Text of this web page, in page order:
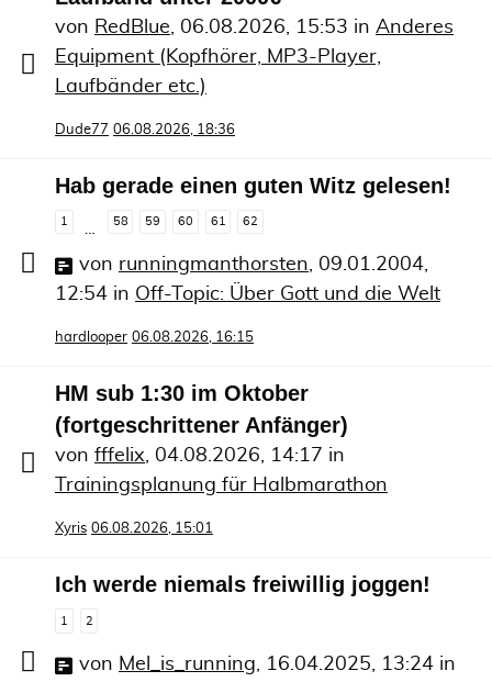
von RedBlue 06.08.2026, 15:53 in Anderes
Equipment (Kopfhörer, MP3-Player,
Laufbänder etc.)
Dude77 06.08.2026, 18:36
Hab gerade einen guten Witz gelesen!
1
…
58 59 60 61 62
von runningmanthorsten, 09.01.2004,
12:54 in Off-Topic: Über Gott und die Welt
hardlooper 06.08.2026, 16:15
HM sub 1:30 im Oktober
(fortgeschrittener Anfänger)
von fffelix, 04.08.2026, 14:17 in
Trainingsplanung für Halbmarathon
Xyris 06.08.2026, 15:01
Ich werde niemals freiwillig joggen!
1 2
von Mel_is_running 16.04.2025, 13:24 in